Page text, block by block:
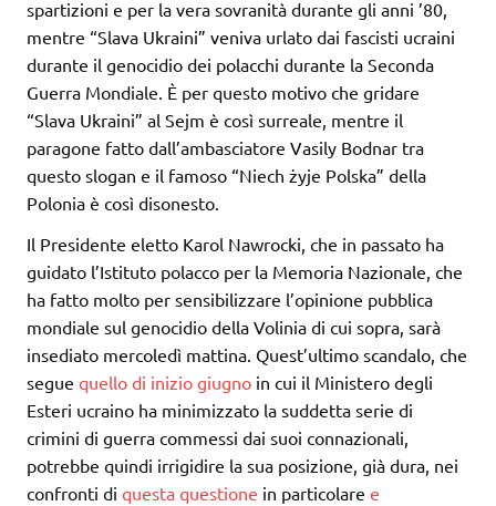
spartizioni e per la vera sovranità durante gli anni ’80,
mentre “Slava Ukraini” veniva urlato dai fascisti ucraini
durante il genocidio dei polacchi durante la Seconda
Guerra Mondiale. È per questo motivo che gridare
“Slava Ukraini” al Sejm è così surreale, mentre il
paragone fatto dall’ambasciatore Vasily Bodnar tra
questo slogan e il famoso “Niech żyje Polska” della
Polonia è così disonesto.
Il Presidente eletto Karol Nawrocki, che in passato ha
guidato l’Istituto polacco per la Memoria Nazionale, che
ha fatto molto per sensibilizzare l’opinione pubblica
mondiale sul genocidio della Volinia di cui sopra, sarà
insediato mercoledì mattina. Quest’ultimo scandalo, che
segue quello di inizio giugno in cui il Ministero degli
Esteri ucraino ha minimizzato la suddetta serie di
crimini di guerra commessi dai suoi connazionali,
potrebbe quindi irrigidire la sua posizione, già dura, nei
confronti di questa questione in particolare e